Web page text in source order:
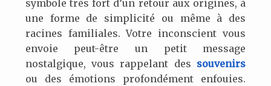
symbole très fort d’un retour aux origines, à
une forme de simplicité ou même à des
racines familiales. Votre inconscient vous
envoie peut-être un petit message
nostalgique, vous rappelant des souvenirs
ou des émotions profondément enfouies.